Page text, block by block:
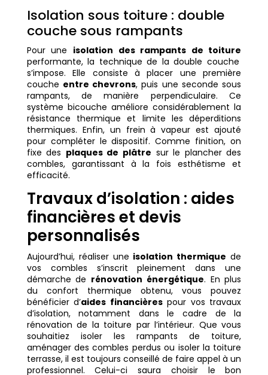
Isolation sous toiture : double
couche sous rampants
Pour une isolation des rampants de toiture
performante, la technique de la double couche
s’impose. Elle consiste à placer une première
couche entre chevrons, puis une seconde sous
rampants, de manière perpendiculaire. Ce
système bicouche améliore considérablement la
résistance thermique et limite les déperditions
thermiques. Enfin, un frein à vapeur est ajouté
pour compléter le dispositif. Comme finition, on
fixe des plaques de plâtre sur le plancher des
combles, garantissant à la fois esthétisme et
efficacité.
Travaux d’isolation : aides
financières et devis
personnalisés
Aujourd’hui, réaliser une isolation thermique de
vos combles s’inscrit pleinement dans une
démarche de rénovation énergétique. En plus
du confort thermique obtenu, vous pouvez
bénéficier d’aides financièrespour vos travaux
d’isolation, notamment dans le cadre de la
rénovation de la toiture par l’intérieur. Que vous
souhaitiez isoler les rampants de toiture,
aménager des combles perdus ou isoler la toiture
terrasse, il est toujours conseillé de faire appel à un
professionnel. Celui-ci saura choisir le bon